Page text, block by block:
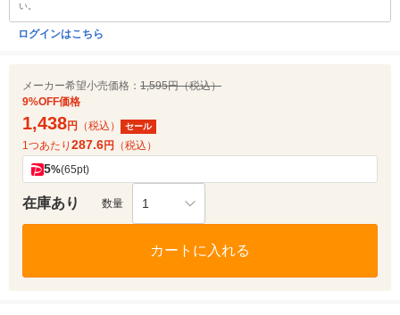
い。
ログインはこちら
メーカー希望小売価格： 1,595円（税込）
9%OFF価格
1,438円 （税込） セール
1つあたり 287.6円 （税込）
5%(65pt)
在庫あり 数量 1
カートに入れる